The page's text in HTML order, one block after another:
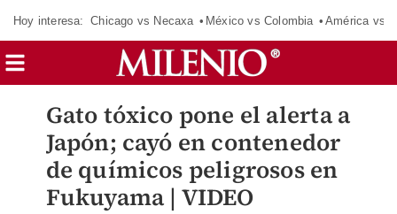
Hoy interesa: Chicago vs Necaxa México vs Colombia América vs
Gato tóxico pone el alerta a
Japón; cayó en contenedor
de químicos peligrosos en
Fukuyama | VIDEO